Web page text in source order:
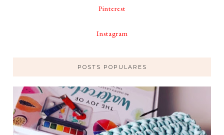
Pinterest
Instagram
POSTS POPULARES